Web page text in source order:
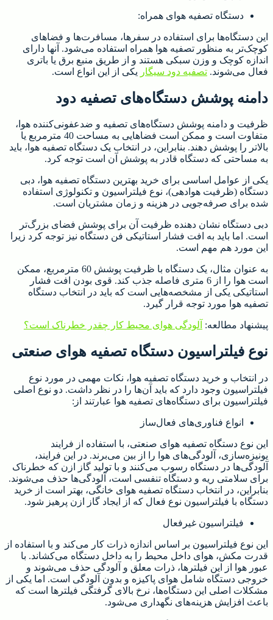
دستگاه تصفیه هوای همراه:
این دستگاه‌ها برای استفاده در سفرها، مسافرت‌ها و فضاهای
کوچک‌تر به منظور تصفیه هوا همراه استفاده می‌شود. آنها دارای
اندازه کوچک و وزن سبکی هستند و از طریق منبع برق یا باتری
فعال می‌شوند. تصفیه دود سیگار یکی از این انواع است.
دامنه پوشش دستگاه‌های تصفیه دود
ظرفیت و دامنه پوشش دستگاه‌های تصفیه و ضدعفونی‌کننده هوا،
متفاوت است و ممکن است فضاهایی به مساحت 40 مترمربع یا
بالاتر را پوشش دهند. بنابراین، در انتخاب یک دستگاه تصفیه هوا، باید
به مساحتی که دستگاه قادر به پوشش آن است توجه کرد.
یکی از عوامل اساسی برای خرید بهترین دستگاه تصفیه هوا، دبی
دستگاه (ظرفیت هوادهی)، نوع فیلتراسیون و تکنولوژی استفاده
شده برای صرفه‌جویی در هزینه و زمان مشتریان است.
دبی دستگاه نشان دهنده ظرفیت آن برای پوشش فضای بزرگ‌تر
است. اما باید به افت فشار استاتیکی فن دستگاه نیز توجه کرد زیرا
این مورد هم مهم است.
به عنوان مثال، یک دستگاه با ظرفیت پوشش 60 مترمربع، ممکن
است هوا را از 6 متری فاصله جذب کند. قوی بودن افت فشار
استاتیکی یکی از مشخصه‌هایی است که باید در انتخاب دستگاه
تصفیه هوا مورد توجه قرار گیرد.
پیشنهاد مطالعه: آلودگی هوای محیط کار چقدر خطرناک است؟
نوع فیلتراسیون دستگاه تصفیه هوای صنعتی
در انتخاب و خرید دستگاه تصفیه هوا، نکات مهمی در مورد نوع
فیلتراسیون وجود دارد که باید آن‌ها را در نظر داشت. دو نوع اصلی
فیلتراسیون برای دستگاه‌های تصفیه هوا عبارتند از:
انواع فناوری‌های فعال‌ساز
این نوع دستگاه تصفیه هوای صنعتی، با استفاده از فرایند
یونیزه‌سازی، آلودگی‌های هوا را از بین می‌برند. در این فرایند،
آلودگی‌ها در دستگاه رسوب می‌کنند و با تولید گاز ازن که خطرناک
برای سلامتی ریه و دستگاه تنفسی است، آلودگی‌ها حذف می‌شوند.
بنابراین، در انتخاب دستگاه تصفیه هوای خانگی، بهتر است از خرید
دستگاه با فیلتراسیون نوع فعال که از ایجاد گاز ازن پرهیز شود.
فیلتراسیون غیرفعال
این نوع فیلتراسیون بر اساس اندازه ذرات کار می‌کند و با استفاده از
قدرت مکش، هوای داخل محیط را به داخل دستگاه می‌کشاند. با
عبور هوا از این فیلترها، ذرات معلق و آلودگی حذف می‌شوند و
خروجی دستگاه شامل هوای پاکیزه و بدون آلودگی است. اما یکی از
مشکلات اصلی این دستگاه‌ها، نرخ بالای گرفتگی فیلترها است که
باعث افزایش هزینه‌های نگهداری می‌شود.